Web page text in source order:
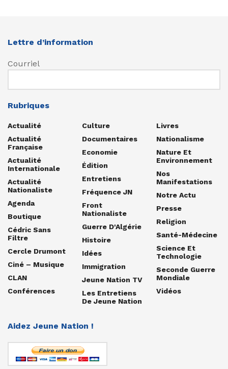
Lettre d’information
Courriel
Rubriques
Actualité
Actualité
Française
Actualité
Internationale
Actualité
Nationaliste
Agenda
Boutique
Cédric Sans
Filtre
Cercle Drumont
Ciné – Musique
CLAN
Conférences
Culture
Documentaires
Economie
Édition
Entretiens
Fréquence JN
Front
Nationaliste
Guerre D'Algérie
Histoire
Idées
Immigration
Jeune Nation TV
Les Entretiens
De Jeune Nation
Livres
Nationalisme
Nature Et
Environnement
Nos
Manifestations
Notre Actu
Presse
Religion
Santé-Médecine
Science Et
Technologie
Seconde Guerre
Mondiale
Vidéos
Aidez Jeune Nation !